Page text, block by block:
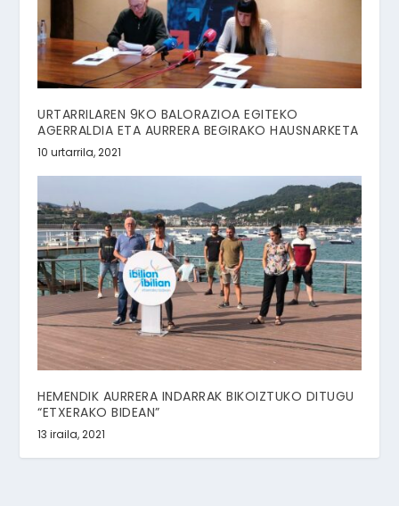
URTARRILAREN 9KO BALORAZIOA EGITEKO
AGERRALDIA ETA AURRERA BEGIRAKO HAUSNARKETA
10 urtarrila, 2021
HEMENDIK AURRERA INDARRAK BIKOIZTUKO DITUGU
“ETXERAKO BIDEAN”
13 iraila, 2021